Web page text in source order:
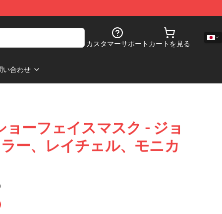
カスタマーサポート カートを見る
い合わせ
ョーフェイスマスク - ジョ
ー、レイチェル、モニカ